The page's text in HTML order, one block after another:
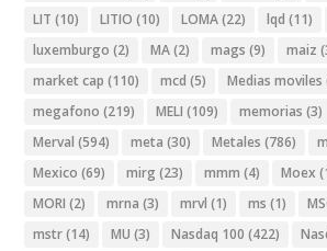
LIT (10) LITIO (10) LOMA(22) lqd (11)
luxemburgo (2) MA(2) mags (9) maiz
market cap (110) mcd (5) Medias moviles
megafono (219) MELI (109) memorias (3)
Merval (594) meta (30) Metales (786)
Mexico (69) mirg (23) mmm (4) Moex
MORI (2) mrna (3) mrvl (1) ms (1)
mstr(14) MU (3) Nasdaq 100 (422)